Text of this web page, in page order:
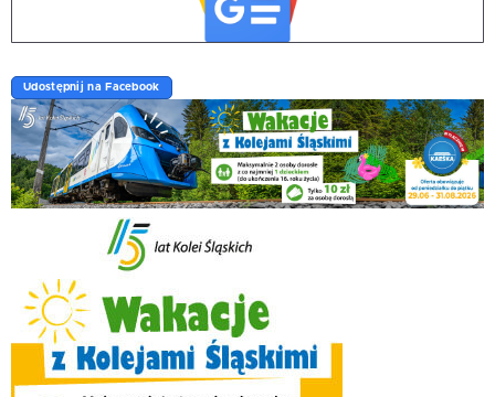
Udostępnij na Facebook